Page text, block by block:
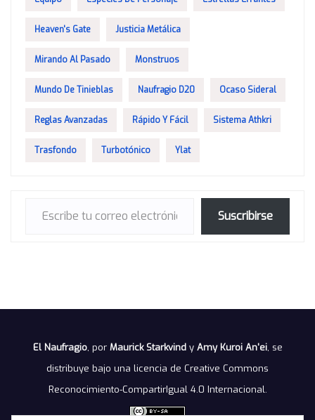
Heaven's Gate Justicia Metálica
Mirando Al Pasado Monstruos
Mundo De Tinieblas Naufragio D20 Ocaso Sideral
Reglas Avanzadas Rápido Y Fácil Sistema Athkri
Trasfondo Turbotónico Ylat
Suscribirse
El Naufragio, por Maurick Starkvindy Amy Kuroi An'ei, se
distribuye bajo una licencia de Creative Commons
Reconocimiento-CompartirIgual 4.0 Internacional.